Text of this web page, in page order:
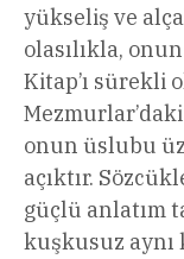
yükseliş ve
olasılıkla,
Kitap’ı sürekli
onun üslubu
açıktır.
güçlü anlatım
kuşkusuz